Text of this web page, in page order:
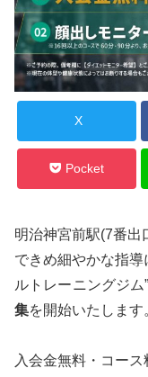
X
Pocket
明治神宮前駅(7番出
できめ細やかな指
ルトレーニングジム
集を開始いたします
入会金無料・コー